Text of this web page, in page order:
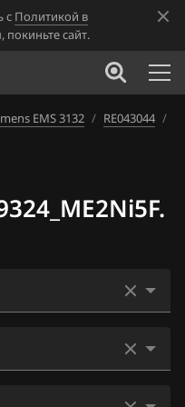
с Политикой в
покиньте сайт.
EMS 3132 / RE043044 /